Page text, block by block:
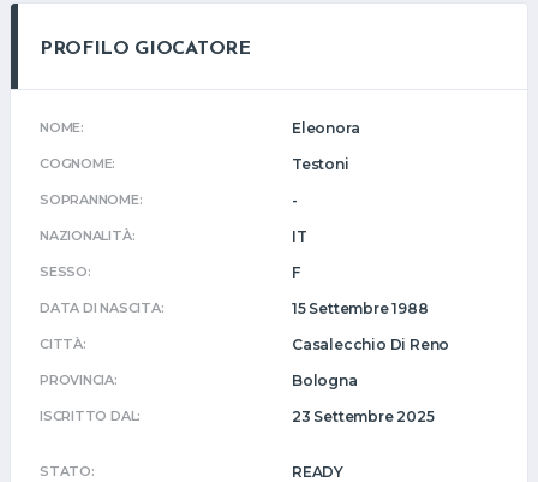
PROFILO GIOCATORE
NOME: Eleonora
COGNOME: Testoni
SOPRANNOME: -
NAZIONALITÀ: IT
SESSO: F
DATA DI NASCITA: 15 Settembre 1988
CITTÀ: Casalecchio Di Reno
PROVINCIA: Bologna
ISCRITTO DAL: 23 Settembre 2025
STATO: READY